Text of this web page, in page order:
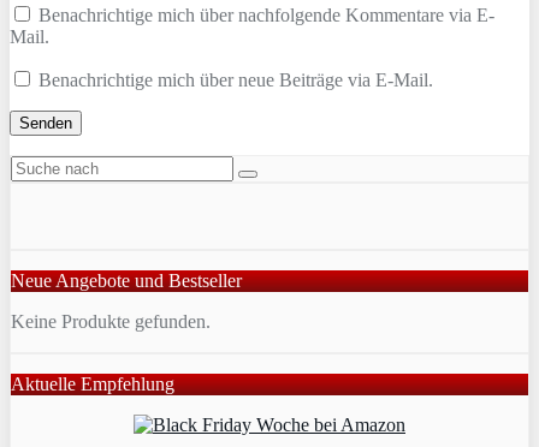
Benachrichtige mich über nachfolgende Kommentare via E-
Mail.
Benachrichtige mich über neue Beiträge via E-Mail.
Neue Angebote und Bestseller
Keine Produkte gefunden.
Aktuelle Empfehlung